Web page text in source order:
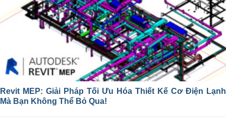
Revit MEP: Giải Pháp Tối Ưu Hóa Thiết Kế Cơ Điện Lạnh
Mà Bạn Không Thể Bỏ Qua!